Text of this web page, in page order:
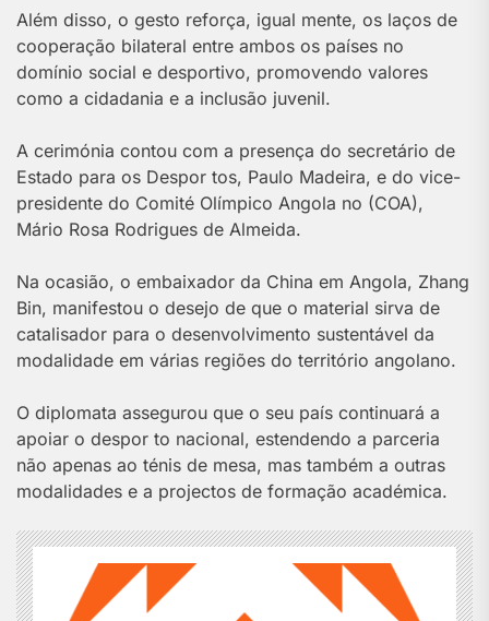
Além disso, o gesto reforça, igual mente, os laços de
cooperação bilateral entre ambos os países no
domínio social e desportivo, promovendo valores
como a cidadania e a inclusão juvenil.
A cerimónia contou com a presença do secretário de
Estado para os Despor tos, Paulo Madeira, e do vice-
presidente do Comité Olímpico Angola no (COA),
Mário Rosa Rodrigues de Almeida.
Na ocasião, o embaixador da China em Angola, Zhang
Bin, manifestou o desejo de que o material sirva de
catalisador para o desenvolvimento sustentável da
modalidade em várias regiões do território angolano.
O diplomata assegurou que o seu país continuará a
apoiar o despor to nacional, estendendo a parceria
não apenas ao ténis de mesa, mas também a outras
modalidades e a projectos de formação académica.